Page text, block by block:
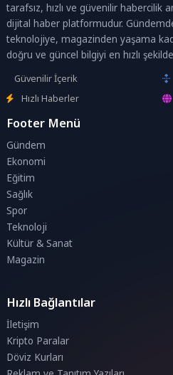
tarafsız, hızlı ve güvenilir habercilik
dijital haber platformudur.
teknolojiye, magazinden yaşama
doğru ve güncel bilgiyi en hızlı
Güvenilir İçerik
Hızlı Haberler
Footer Menü
Gündem
Ekonomi
Eğitim
Sağlık
Spor
Teknoloji
Kültür & Sanat
Magazin
Hızlı Bağlantılar
İletişim
Kripto Paralar
Döviz Kurları